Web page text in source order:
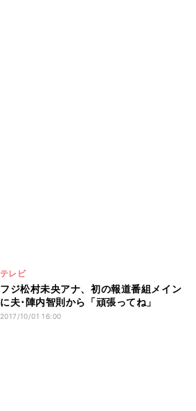
テレビ
フジ松村未央アナ、初の報道番組メイン
に夫･陣内智則から「頑張ってね」
2017/10/01 16:00